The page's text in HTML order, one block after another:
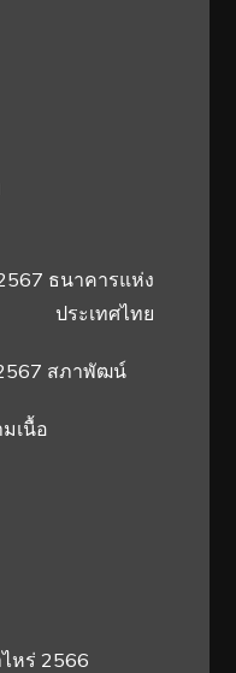
ธนาคารแห่ง
ประเทศไทย
สภาพัฒน์
เนื้อ
หร่ 2566